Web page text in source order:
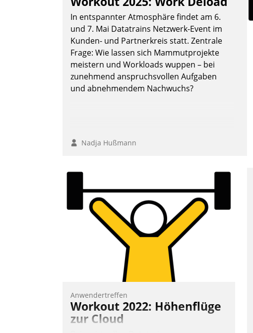
In entspannter Atmosphäre findet am 6.
und 7. Mai Datatrains Netzwerk-Event im
Kunden- und Partnerkreis statt. Zentrale
Frage: Wie lassen sich Mammutprojekte
meistern und Workloads wuppen – bei
zunehmend anspruchsvollen Aufgaben
und abnehmendem Nachwuchs?
Nadja Hußmann
Anwendertreffen
Workout 2022: Höhenflüge
zur Cloud